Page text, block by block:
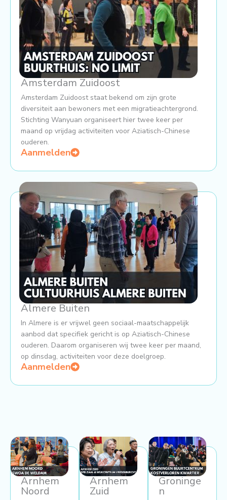
Amsterdam Zuidoost
Amsterdam Zuidoost staat bekend om zijn grote
diversiteit aan bewoners met een migratieachtergrond.
Stichting Wanyuan organiseert hier twee keer per
maand op vrijdag activiteiten voor Aziatisch-Chinese
ouderen.
Aanmelden
Almere Buiten
In Almere is er vrijwel geen sociaal-maatschappelijk
aanbod dat specifiek gericht is op Aziatisch-Chinese
ouderen. Daarom organiseren wij twee keer per maand,
op dinsdag, activiteiten voor deze doelgroep.
Aanmelden
Arnhem
Noord
Arnhem
Zuid
Groninge
n